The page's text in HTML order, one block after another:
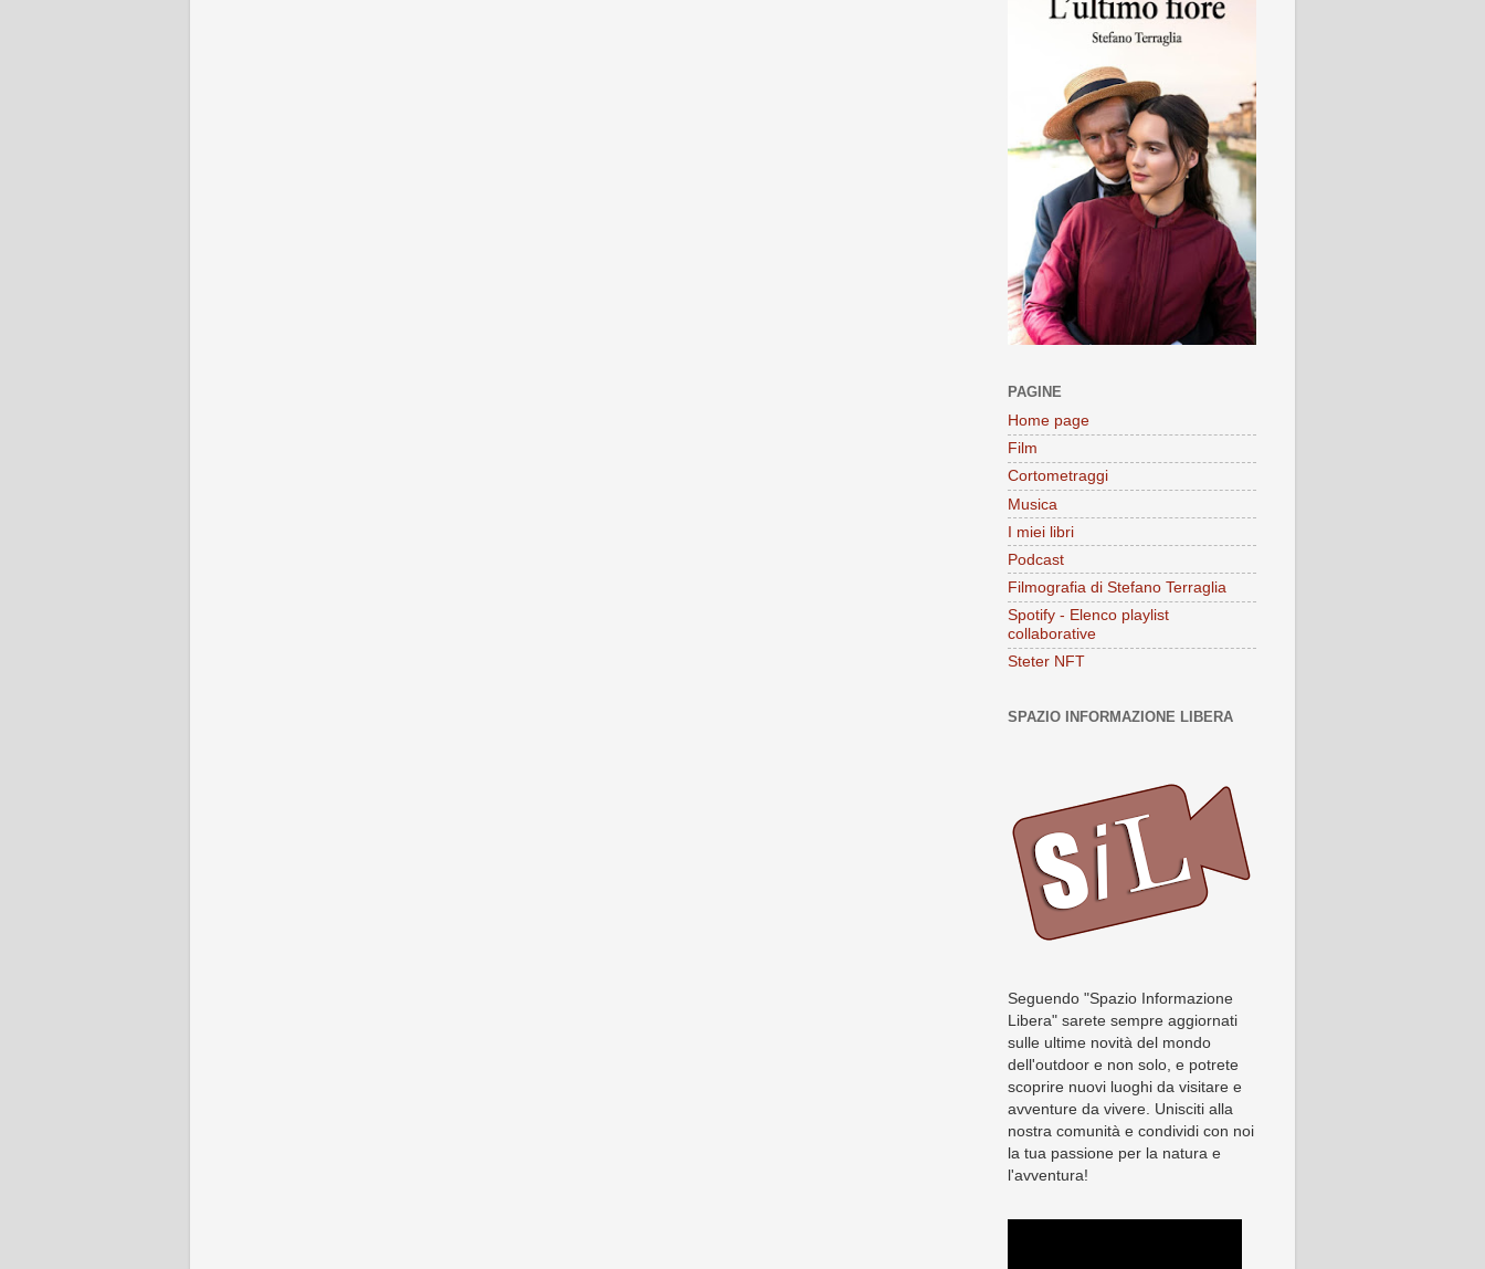
PAGINE
Home page
Film
Cortometraggi
Musica
I miei libri
Podcast
Filmografia di Stefano Terraglia
Spotify - Elenco playlist
collaborative
Steter NFT
SPAZIO INFORMAZIONE LIBERA
Seguendo "Spazio Informazione
Libera" sarete sempre aggiornati
sulle ultime novità del mondo
dell'outdoor e non solo, e potrete
scoprire nuovi luoghi da visitare e
avventure da vivere. Unisciti alla
nostra comunità e condividi con noi
la tua passione per la natura e
l'avventura!